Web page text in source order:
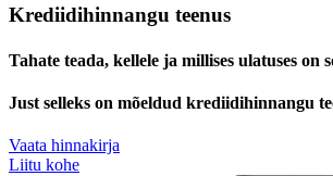
Krediidihinnangu teenus
Tahate teada, kellele ja millises ulatuses
Just selleks on mõeldud krediidihinnangu
Vaata hinnakirja
Liitu kohe